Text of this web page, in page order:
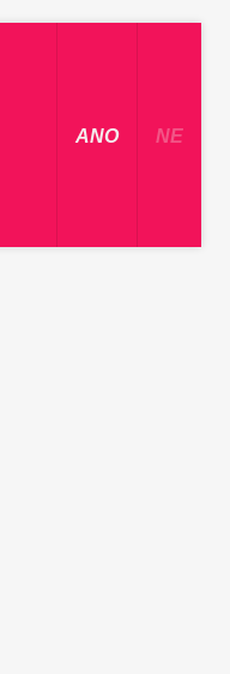
​ ANO ​ NE